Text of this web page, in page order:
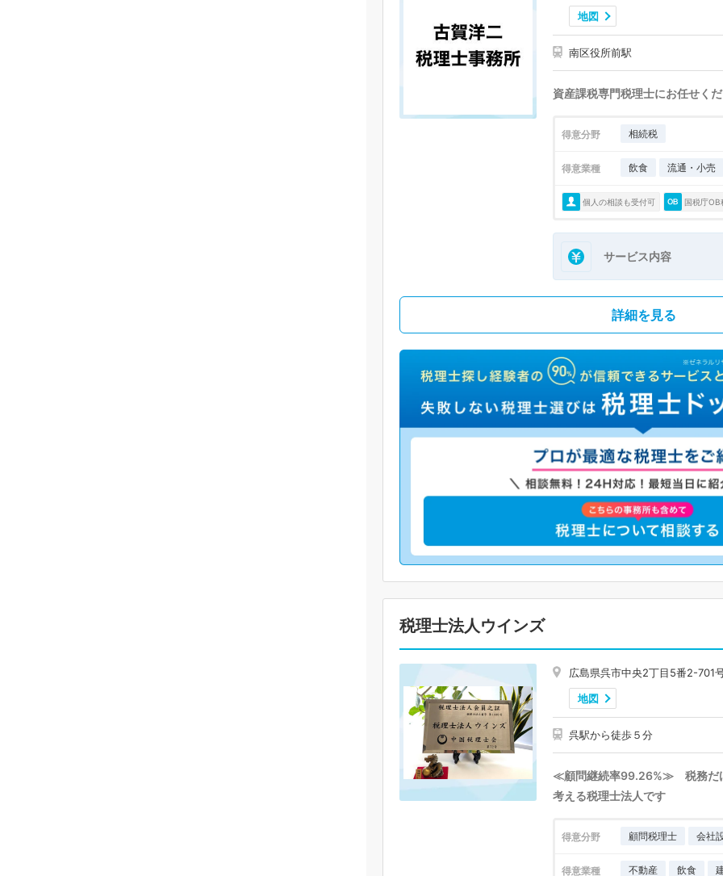
地図
南区役所前駅
資産課税専門税理士にお任せく
得意分野 相続税
得意業種 飲食 流通・小売
個人の相談も受付可 国税庁
サービス内容
詳細を見る
税理士法人ウインズ
広島県呉市中央2丁目5番2-701
地図
呉駅から徒歩５分
≪顧問継続率99.26%≫ 税務だ
考える税理士法人です
得意分野 顧問税理士 会社
得意業種 不動産 飲食